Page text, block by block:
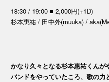
18:30 / 19:00 ■ 2,000円(+1D)
杉本惠祐 / 田中外(muuka) /
かなり久々となる杉本惠祐くん
バンドをやっていたころ、歌の